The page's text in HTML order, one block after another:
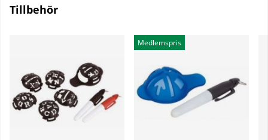
Tillbehör
Medlemspris